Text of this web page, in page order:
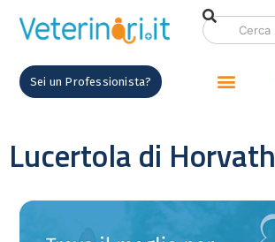
Sei un Professionista?
Lucertola di Horvath